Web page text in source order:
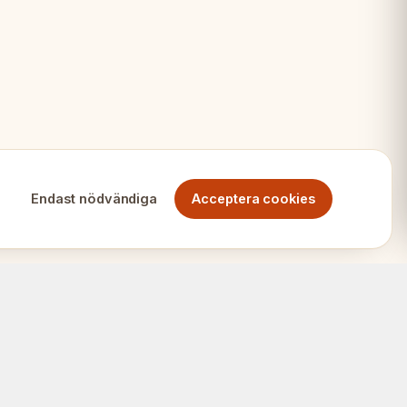
Endast nödvändiga Acceptera cookies